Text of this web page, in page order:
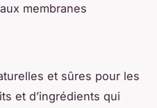
membranes
et sûres pour les
et d’ingrédients qui